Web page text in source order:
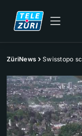
ZüriNews Swisstopo